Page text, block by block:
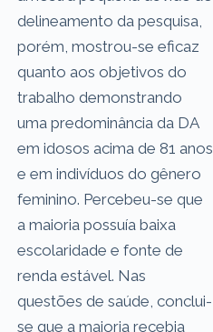
delineamento da pesquisa,
porém, mostrou-se eficaz
quanto aos objetivos do
trabalho demonstrando
uma predominância da DA
em idosos acima de 81 anos
e em indivíduos do gênero
feminino. Percebeu-se que
a maioria possuía baixa
escolaridade e fonte de
renda estável. Nas
questões de saúde, conclui-
se que a maioria recebia